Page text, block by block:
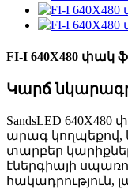
FI-I 640X480 փակ
Կարճ
SandsLED
արագ կողպեքով,
տարբեր
էներգիայի
հակադրություն,